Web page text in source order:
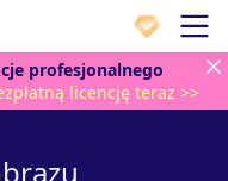
profesjonalnego
licencję teraz >>